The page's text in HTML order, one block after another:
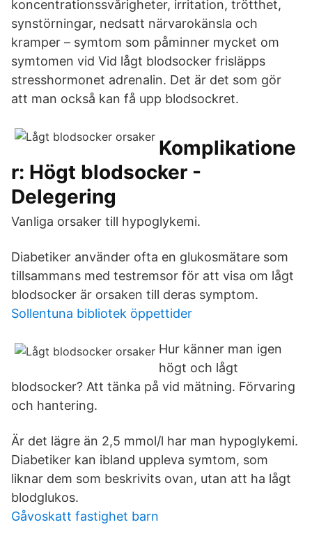
koncentrationssvårigheter, irritation, trötthet,
synstörningar, nedsatt närvarokänsla och
kramper – symtom som påminner mycket om
symtomen vid Vid lågt blodsocker frisläpps
stresshormonet adrenalin. Det är det som gör
att man också kan få upp blodsockret.
Komplikatione
r: Högt blodsocker -
Delegering
Vanliga orsaker till hypoglykemi.
Diabetiker använder ofta en glukosmätare som
tillsammans med testremsor för att visa om lågt
blodsocker är orsaken till deras symptom.
Sollentuna bibliotek öppettider
Hur känner man igen
högt och lågt
blodsocker? Att tänka på vid mätning. Förvaring
och hantering.
Är det lägre än 2,5 mmol/l har man hypoglykemi.
Diabetiker kan ibland uppleva symtom, som
liknar dem som beskrivits ovan, utan att ha lågt
blodglukos.
Gåvoskatt fastighet barn